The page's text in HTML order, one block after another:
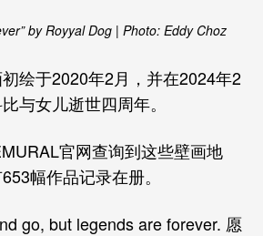
by Royyal Dog | Photo: Eddy Choz
绘于2020年2月，并在2024年2
与女儿逝世四周年。
官网查询到这些壁画地
幅作品记录在册。
go, but legends are forever. 愿